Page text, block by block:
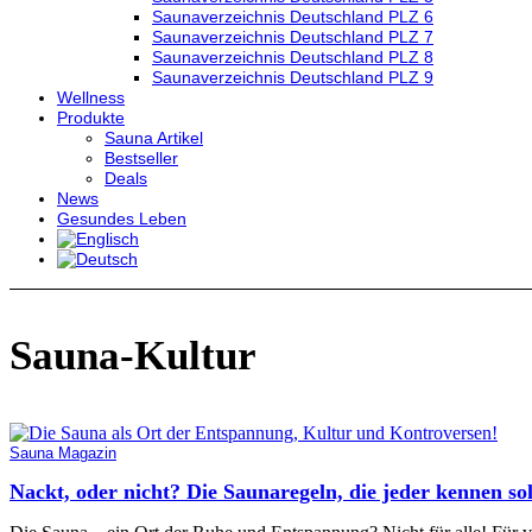
Saunaverzeichnis Deutschland PLZ 6
Saunaverzeichnis Deutschland PLZ 7
Saunaverzeichnis Deutschland PLZ 8
Saunaverzeichnis Deutschland PLZ 9
Wellness
Produkte
Sauna Artikel
Bestseller
Deals
News
Gesundes Leben
Sauna-Kultur
Sauna Magazin
Nackt, oder nicht? Die Saunaregeln, die jeder kennen